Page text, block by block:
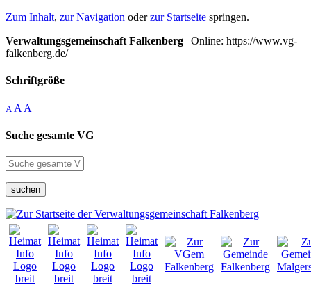
Zum Inhalt, zur Navigation oderzur Startseite springen.
Verwaltungsgemeinschaft Falkenberg | Online: https://www.vg-
falkenberg.de/
Schriftgröße
A A A
Suche gesamte VG
suchen